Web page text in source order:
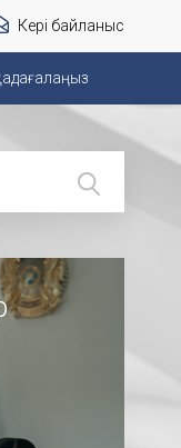
Кері байланыс